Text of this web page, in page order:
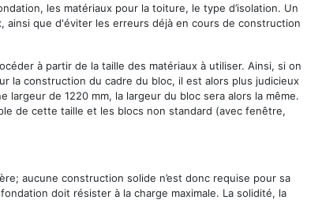
les matériaux pour la toiture, le type d’isolation. Un
que d'éviter les erreurs déjà en cours de construction
à partir de la taille des matériaux à utiliser. Ainsi, si on
la construction du cadre du bloc, il est alors plus judicieux
de 1220 mm, la largeur du bloc sera alors la même.
de cette taille et les blocs non standard (avec fenêtre,
aucune construction solide n’est donc requise pour sa
doit résister à la charge maximale. La solidité, la